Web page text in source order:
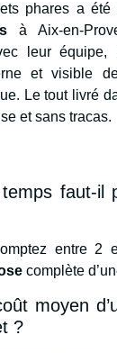
phares a été
à Aix-en-
leur
et visible
Le tout livré
et sans tracas.
faut-il
entre 2
complète
moyen
?